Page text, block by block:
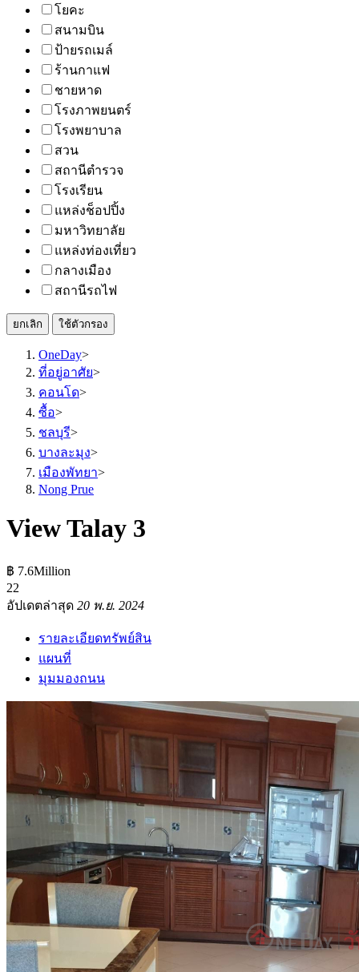
โยคะ
สนามบิน
ป้ายรถเมล์
ร้านกาแฟ
ชายหาด
โรงภาพยนตร์
โรงพยาบาล
สวน
สถานีตำรวจ
โรงเรียน
แหล่งช็อปปิ้ง
มหาวิทยาลัย
แหล่งท่องเที่ยว
กลางเมือง
สถานีรถไฟ
ยกเลิก ใช้ตัวกรอง
OneDay>
ที่อยู่อาศัย>
คอนโด>
ซื้อ>
ชลบุรี>
บางละมุง>
เมืองพัทยา>
Nong Prue
View Talay 3
฿ 7.6Million
22
อัปเดตล่าสุด 20 พ.ย. 2024
รายละเอียดทรัพย์สิน
แผนที่
มุมมองถนน